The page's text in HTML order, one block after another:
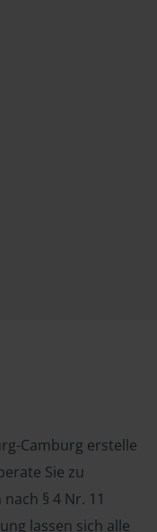
Camburg erstelle
Sie zu
§ 4 Nr. 11
lassen sich alle